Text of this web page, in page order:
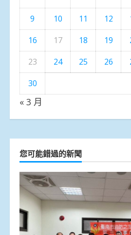
9
10 11 12
16
17 18 19
23
24 25 26
30
« 3 月
您可能錯過的新聞